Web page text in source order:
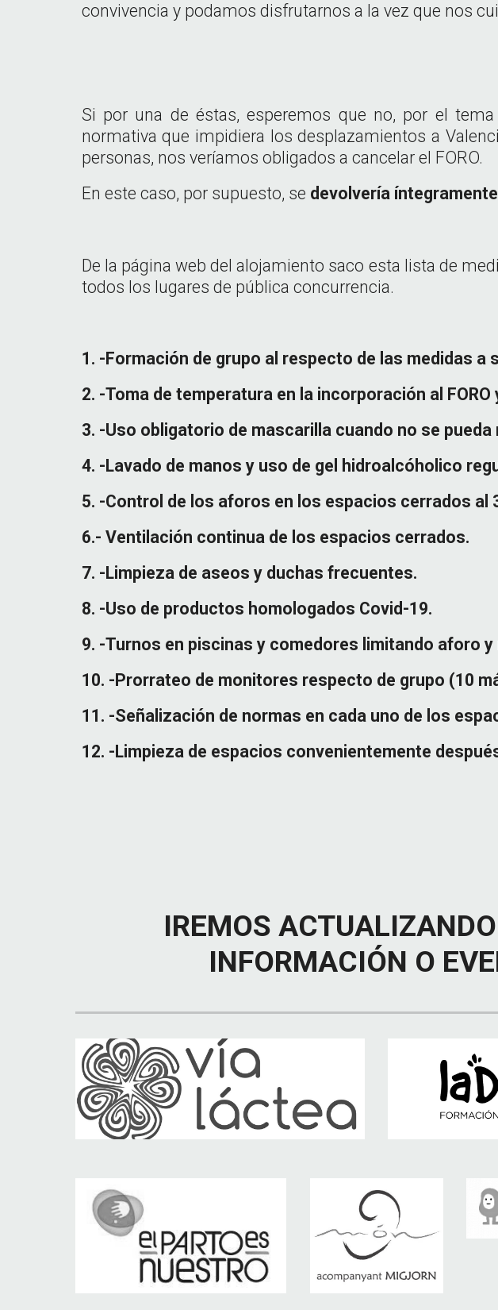
convivencia y podamos disfrutarnos a la vez que nos
Si por una de éstas, esperemos que no, por el
normativa que impidiera los desplazamientos a
personas, nos veríamos obligados a cancelar el FORO.
En este caso, por supuesto, se devolvería
De la página web del alojamiento saco esta lista de
todos los lugares de pública concurrencia.
1. -Formación de grupo al respecto de las medidas a
2. -Toma de temperatura en la incorporación al FORO
3. -Uso obligatorio de mascarilla cuando no se
4. -Lavado de manos y uso de gel hidroalcóholico
5. -Control de los aforos en los espacios cerrados al
6.- Ventilación continua de los espacios cerrados.
7. -Limpieza de aseos y duchas frecuentes.
8. -Uso de productos homologados Covid-19.
9. -Turnos en piscinas y comedores limitando aforo
10. -Prorrateo de monitores respecto de grupo (10
11. -Señalización de normas en cada uno de los
12. -Limpieza de espacios convenientemente
IREMOS
INFORMACIÓN O